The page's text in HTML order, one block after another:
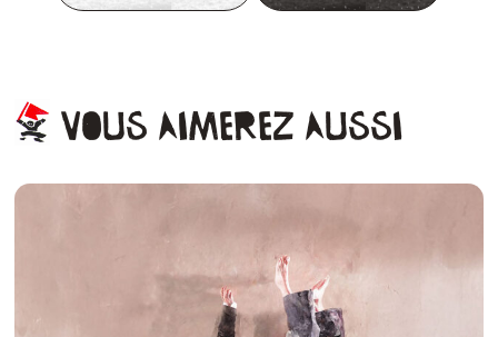
Vous aimerez aussi